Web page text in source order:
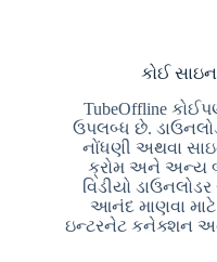
કોઈ
TubeOffline
ઉપલબ્ધ છે.
નોંધણી અથવા
ક્રોમ અને અન્ય
વિડીયો
આનંદ માણવા માટે
ઇન્ટરનેટ કનેક્શન